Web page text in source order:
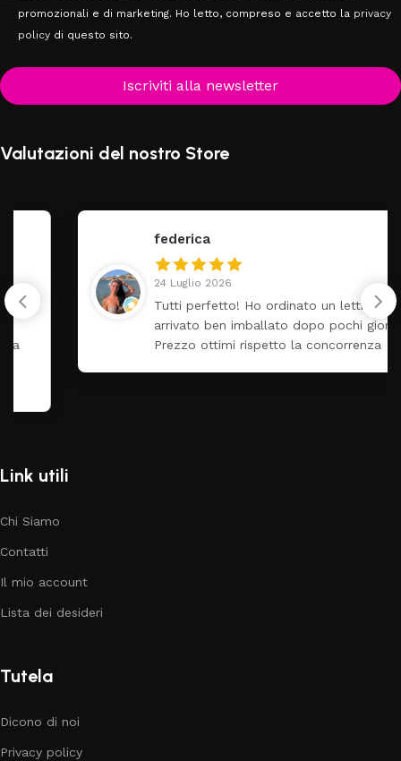
promozionali e di marketing. Ho letto, compreso e accetto la privacy
policy di questo sito.
Iscriviti alla newsletter
Valutazioni del nostro Store
24 Luglio 2026
Tutti perfetto! Ho ordinato un lettino che é
arrivato ben imballato dopo pochi giorni.
Prezzo ottimi rispetto la concorrenza
Link utili
Chi Siamo
Contatti
Il mio account
Lista dei desideri
Tutela
Dicono di noi
Privacy policy